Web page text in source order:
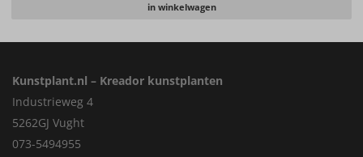
in winkelwagen
Kunstplant.nl – Kreador kunstplanten
Industrieweg 4
5262GJ Vught
073-5494955